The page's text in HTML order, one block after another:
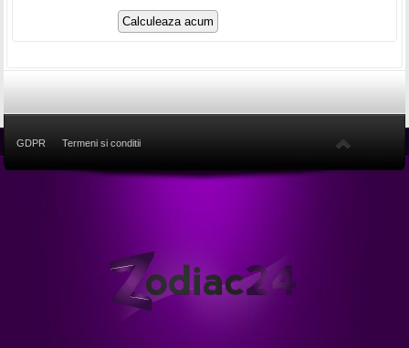
GDPR Termeni si conditii